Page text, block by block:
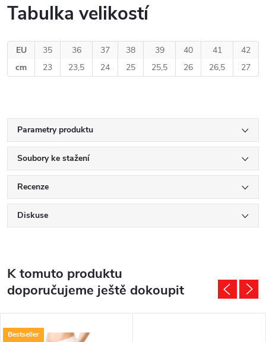
Tabulka velikostí
EU 35 36 37 38 39 40 41
42
cm
23 23,5 24 25 25,5 26 26,5 27
Parametry produktu
Soubory ke stažení
Recenze
Diskuse
K tomuto produktu
doporučujeme ještě dokoupit
Bestseller